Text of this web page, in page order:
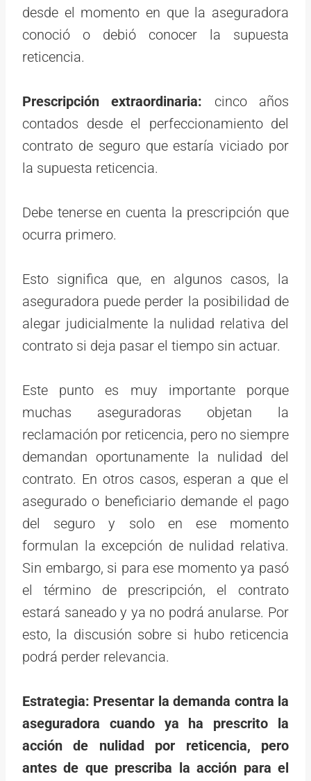
desde el momento en que la aseguradora
conoció o debió conocer la supuesta
reticencia.
Prescripción extraordinaria: cinco años
contados desde el perfeccionamiento del
contrato de seguro que estaría viciado por
la supuesta reticencia.
Debe tenerse en cuenta la prescripción que
ocurra primero.
Esto significa que, en algunos casos, la
aseguradora puede perder la posibilidad de
alegar judicialmente la nulidad relativa del
contrato si deja pasar el tiempo sin actuar.
Este punto es muy importante porque
muchas aseguradoras objetan la
reclamación por reticencia, pero no siempre
demandan oportunamente la nulidad del
contrato. En otros casos, esperan a que el
asegurado o beneficiario demande el pago
del seguro y solo en ese momento
formulan la excepción de nulidad relativa.
Sin embargo, si para ese momento ya pasó
el término de prescripción, el contrato
estará saneado y ya no podrá anularse. Por
esto, la discusión sobre si hubo reticencia
podrá perder relevancia.
Estrategia: Presentar la demanda contra la
aseguradora cuando ya ha prescrito la
acción de nulidad por reticencia, pero
antes de que prescriba la acción para el